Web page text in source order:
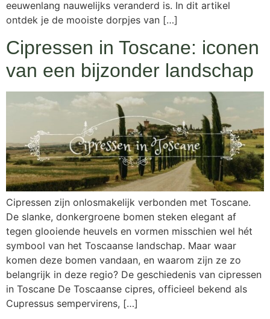
eeuwenlang nauwelijks veranderd is. In dit artikel
ontdek je de mooiste dorpjes van […]
Cipressen in Toscane: iconen
van een bijzonder landschap
Cipressen zijn onlosmakelijk verbonden met Toscane.
De slanke, donkergroene bomen steken elegant af
tegen glooiende heuvels en vormen misschien wel hét
symbool van het Toscaanse landschap. Maar waar
komen deze bomen vandaan, en waarom zijn ze zo
belangrijk in deze regio? De geschiedenis van cipressen
in Toscane De Toscaanse cipres, officieel bekend als
Cupressus sempervirens, […]